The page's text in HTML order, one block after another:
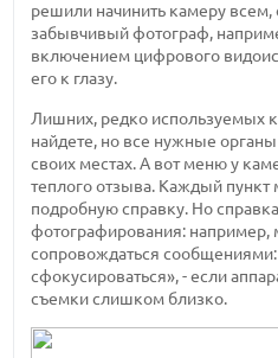
решили начинить камеру всем,
забывчивый фотограф,
включением цифрового
его к глазу.
Лишних, редко используемых
найдете, но все нужные
своих местах. А вот меню у
теплого отзыва. Каждый
подробную справку. Но
фотографирования:
сопровождаться
сфокусироваться», - если
съемки слишком близко.